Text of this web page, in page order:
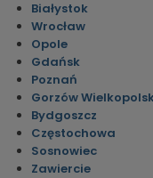
Białystok
Wrocław
Opole
Gdańsk
Poznań
Gorzów
Bydgoszcz
Częstochowa
Sosnowiec
Zawiercie